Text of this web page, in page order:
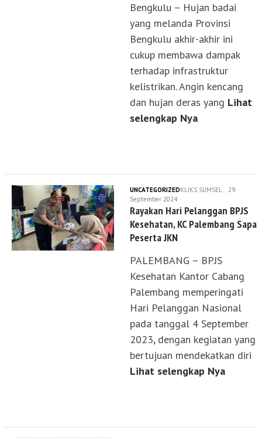
Bengkulu – Hujan badai
yang melanda Provinsi
Bengkulu akhir-akhir ini
cukup membawa dampak
terhadap infrastruktur
kelistrikan. Angin kencang
dan hujan deras yang Lihat
selengkap Nya
UNCATEGORIZEDKLIKS SUMSEL
29
September 2024
Rayakan Hari Pelanggan BPJS
Kesehatan, KC Palembang Sapa
Peserta JKN
PALEMBANG – BPJS
Kesehatan Kantor Cabang
Palembang memperingati
Hari Pelanggan Nasional
pada tanggal 4 September
2023, dengan kegiatan yang
bertujuan mendekatkan diri
Lihat selengkap Nya